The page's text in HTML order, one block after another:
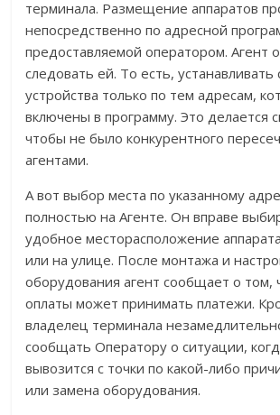
терминала. Размещение аппаратов
непосредственно по адресной
предоставляемой оператором. Агент
следовать ей. То есть, устанавливать
устройства только по тем адресам,
включены в программу. Это делается
чтобы не было конкурентного
агентами.
А вот выбор места по указанному
полностью на Агенте. Он вправе
удобное месторасположение
или на улице. После монтажа и
оборудования агент сообщает о том,
оплаты может принимать платежи.
владелец терминала
сообщать Оператору о ситуации,
вывозится с точки по какой-либо
или замена оборудования.